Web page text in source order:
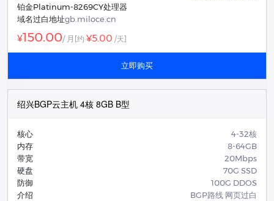
铂金Platinum-8269CY处理器
域名过白地址gb.miloce.cn
¥150.00/ 月 [约 ¥5.00 /天]
立即购买
绍兴BGP云主机 4核 8GB B型
核心
4-32核
内存
8-64GB
带宽
20Mbps
硬盘
70G SSD
防御
100G DDOS
介绍
BGP路线 网页过白